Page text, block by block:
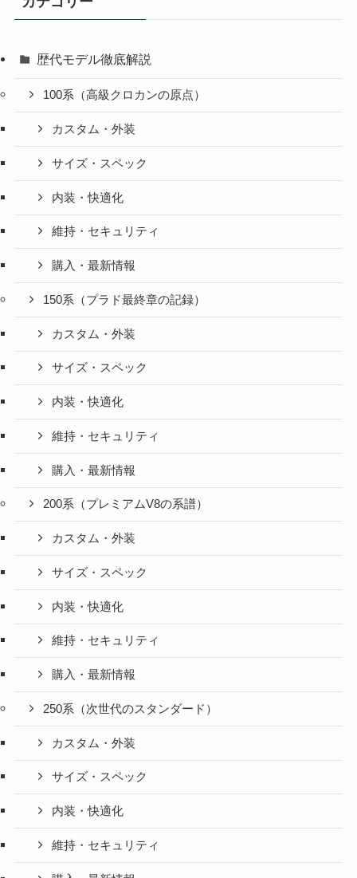
歴代モデル徹底解説
100系（高級クロカンの原点）
カスタム・外装
サイズ・スペック
内装・快適化
維持・セキュリティ
購入・最新情報
150系（プラド最終章の記録）
カスタム・外装
サイズ・スペック
内装・快適化
維持・セキュリティ
購入・最新情報
200系（プレミアムV8の系譜）
カスタム・外装
サイズ・スペック
内装・快適化
維持・セキュリティ
購入・最新情報
250系（次世代のスタンダード）
カスタム・外装
サイズ・スペック
内装・快適化
維持・セキュリティ